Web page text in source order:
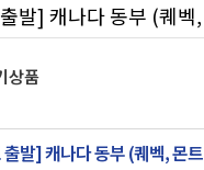
발] 캐나다 동부 (퀘벡
상품
발] 캐나다 동부 (퀘벡, 몬